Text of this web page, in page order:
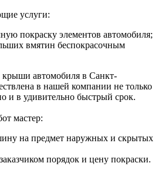
услуги:
покраску элементов автомобиля;
вмятин беспокрасочным
крыши автомобиля в Санкт-
в нашей компании не только
и в удивительно быстрый срок.
мастер:
на предмет наружных и скрытых
порядок и цену покраски.